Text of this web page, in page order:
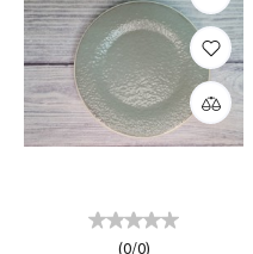
(0/0)